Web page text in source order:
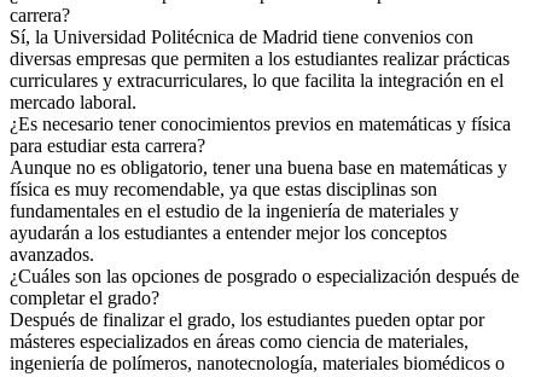
carrera?
Sí, la Universidad Politécnica de Madrid tiene convenios con
diversas empresas que permiten a los estudiantes realizar prácticas
curriculares y extracurriculares, lo que facilita la integración en el
mercado laboral.
¿Es necesario tener conocimientos previos en matemáticas y física
para estudiar esta carrera?
Aunque no es obligatorio, tener una buena base en matemáticas y
física es muy recomendable, ya que estas disciplinas son
fundamentales en el estudio de la ingeniería de materiales y
ayudarán a los estudiantes a entender mejor los conceptos
avanzados.
¿Cuáles son las opciones de posgrado o especialización después de
completar el grado?
Después de finalizar el grado, los estudiantes pueden optar por
másteres especializados en áreas como ciencia de materiales,
ingeniería de polímeros, nanotecnología, materiales biomédicos o